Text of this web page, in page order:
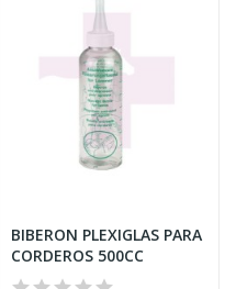
BIBERON PLEXIGLAS PARA
CORDEROS 500CC